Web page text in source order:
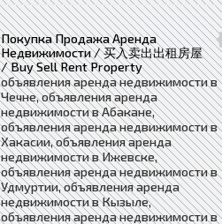
Покупка Продажа Аренда
Недвижимости / 买入卖出出租房屋
/ Buy Sell Rent Property
объявления аренда недвижимости в
Чечне, объявления аренда
недвижимости в Абакане,
объявления аренда недвижимости в
Хакасии, объявления аренда
недвижимости в Ижевске,
объявления аренда недвижимости в
Удмуртии, объявления аренда
недвижимости в Кызыле,
объявления аренда недвижимости в